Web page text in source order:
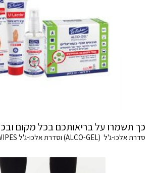
כך תשמרו על בריאותכם בכל מקום
סדרת אלכו-ג'ל (ALCO-GEL) וסדרת אלכו-ג'ל PHARMA WIPES